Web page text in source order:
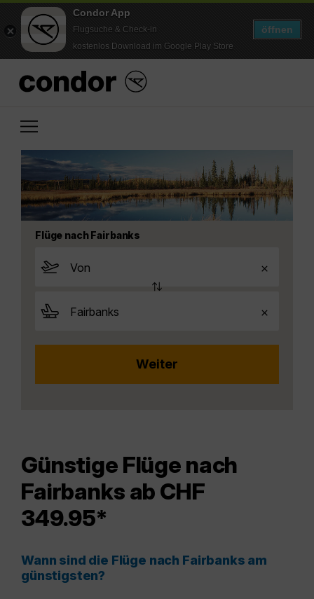
Condor App
Flugsuche & Check-in
kostenlos Download im Google Play Store
öffnen
Flüge nach Fairbanks
Günstige Flüge nach
Fairbanks ab CHF
349.95*
Wann sind die Flüge nach Fairbanks am
günstigsten?